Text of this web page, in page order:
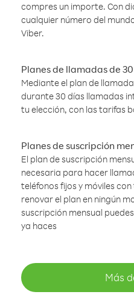
compres un importe. Con
cualquier número del
Viber.
Planes de llamadas de
Mediante el plan de
durante 30 días llamadas
tu elección, con las tarifas
Planes de suscripción
El plan de suscripción
necesaria para hacer
teléfonos fijos y móviles
renovar el plan en ningún
suscripción mensual
ya haces
Más